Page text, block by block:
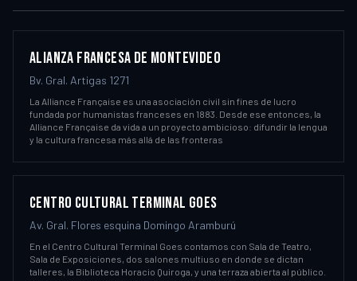
ALIANZA FRANCESA DE MONTEVIDEO
Bv. Gral. Artigas 1271
La Alliance Française es una asociación civil sin fines de lucro
fundada por humanistas franceses en 1883. Desde ese entonces, la
Alliance Française da vida a un proyecto ambicioso: difundir la lengua
y la cultura francesa más allá de las fronteras
CENTRO CULTURAL TERMINAL GOES
Av. Gral. Flores esquina Domingo Aramburú
En el Centro Cultural Terminal Goes contamos con Sala de Teatro,
Sala de Exposiciones, dos salones multiuso en donde se dictan
talleres, la Biblioteca Horacio Quiroga, y una terraza abierta al público.